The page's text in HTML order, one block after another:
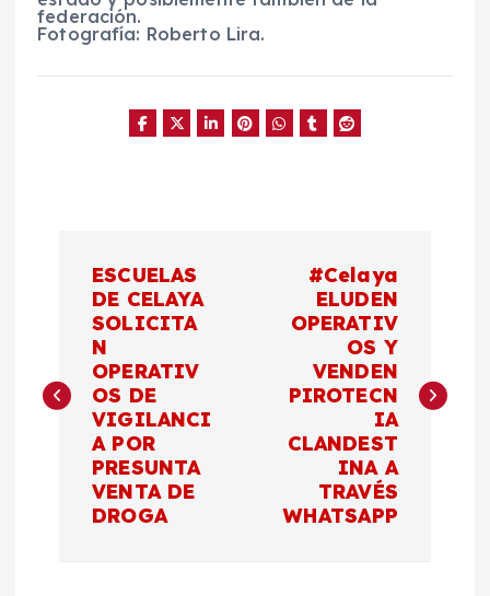
federación.
Fotografía: Roberto Lira.
e
ESCUELAS
DE CELAYA
SOLICITA
N
OPERATIV
OS DE
VIGILANCI
A POR
PRESUNTA
VENTA DE
DROGA
#Celaya
ELUDEN
OPERATIV
OS Y
VENDEN
PIROTECN
IA
CLANDEST
INA A
TRAVÉS
WHATSAPP